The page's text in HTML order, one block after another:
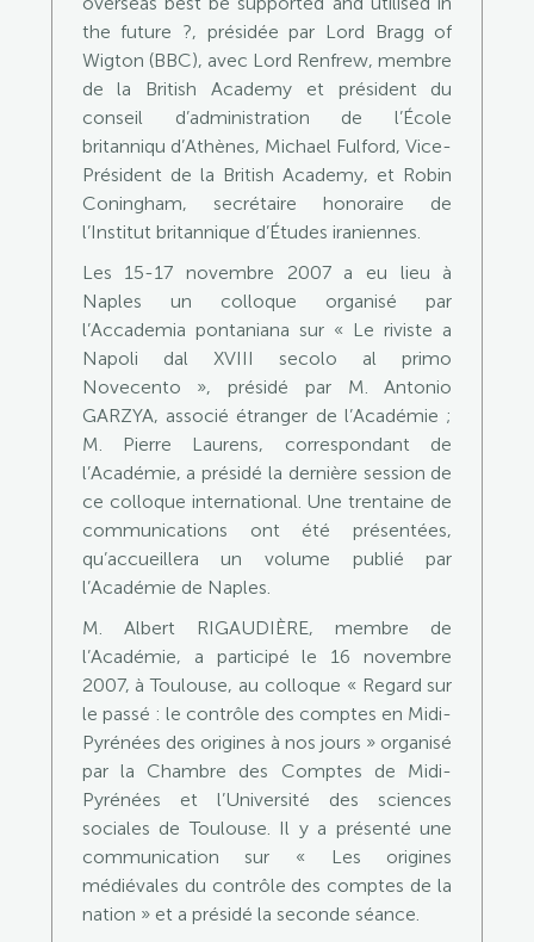
the future ?, présidée par Lord Bragg of
Wigton (BBC), avec Lord Renfrew, membre
de la British Academy et président du
conseil d’administration de l’École
britanniqu d’Athènes, Michael Fulford, Vice-
Président de la British Academy, et Robin
Coningham, secrétaire honoraire de
l’Institut britannique d’Études iraniennes.
Les 15-17 novembre 2007 a eu lieu à
Naples un colloque organisé par
l’Accademia pontaniana sur « Le riviste a
Napoli dal XVIII secolo al primo
Novecento », présidé par M. Antonio
GARZYA, associé étranger de l’Académie ;
M. Pierre Laurens, correspondant de
l’Académie, a présidé la dernière session de
ce colloque international. Une trentaine de
communications ont été présentées,
qu’accueillera un volume publié par
l’Académie de Naples.
M. Albert RIGAUDIÈRE, membre de
l’Académie, a participé le 16 novembre
2007, à Toulouse, au colloque « Regard sur
le passé : le contrôle des comptes en Midi-
Pyrénées des origines à nos jours » organisé
par la Chambre des Comptes de Midi-
Pyrénées et l’Université des sciences
sociales de Toulouse. Il y a présenté une
communication sur « Les origines
médiévales du contrôle des comptes de la
nation » et a présidé la seconde séance.